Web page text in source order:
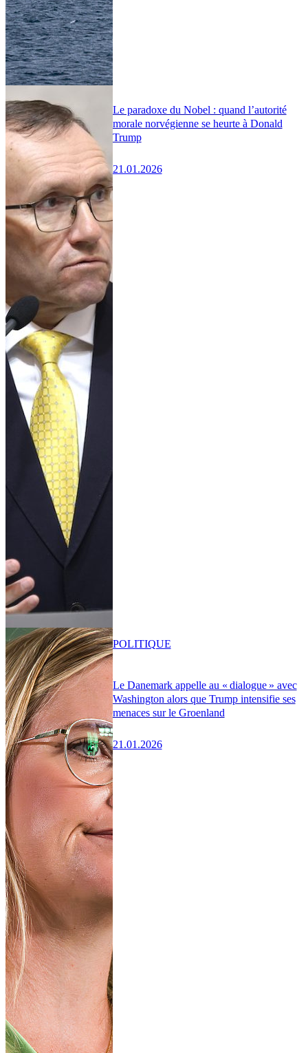
Le paradoxe du Nobel : quand l’autorité
morale norvégienne se heurte à Donald
Trump
21.01.2026
Le Danemark appelle au « dialogue » avec
Washington alors que Trump intensifie ses
menaces sur le Groenland
21.01.2026
POLITIQUE